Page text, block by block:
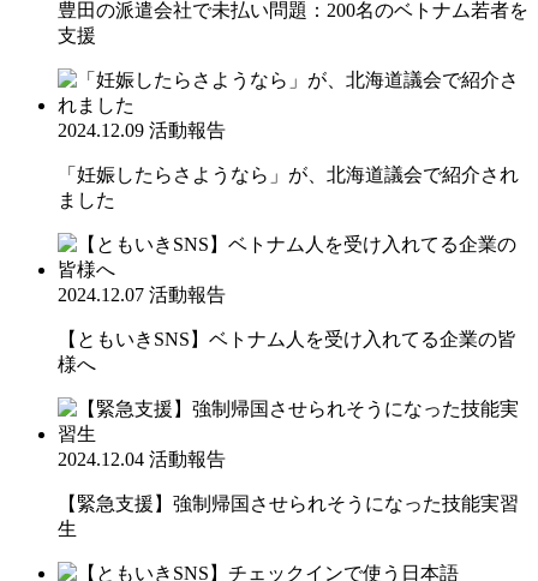
豊田の派遣会社で未払い問題：200名のベトナム若者を
支援
2024.12.09 活動報告
「妊娠したらさようなら」が、北海道議会で紹介され
ました
2024.12.07 活動報告
【ともいきSNS】ベトナム人を受け入れてる企業の皆
様へ
2024.12.04 活動報告
【緊急支援】強制帰国させられそうになった技能実習
生